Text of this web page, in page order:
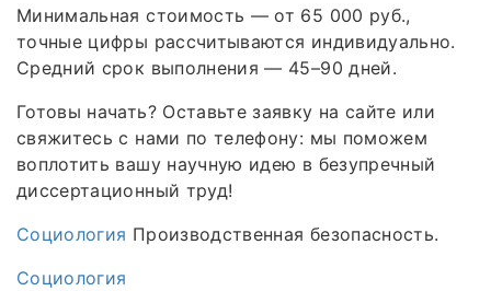
Минимальная стоимость — от 65 000 руб.,
точные цифры рассчитываются индивидуально.
Средний срок выполнения — 45–90 дней.
Готовы начать? Оставьте заявку на сайте или
свяжитесь с нами по телефону: мы поможем
воплотить вашу научную идею в безупречный
диссертационный труд!
Социология Производственная безопасность.
Социология